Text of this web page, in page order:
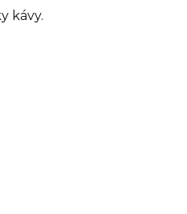
kávy.